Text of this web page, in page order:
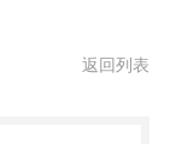
返回列表